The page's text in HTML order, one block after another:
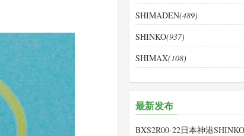
SHIMADEN(489)
SHINKO(937)
SHIMAX(108)
最新发布
BXS2R00-22日本神港